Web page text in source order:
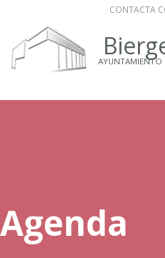
CONTACTA
AYUNTAMIENTO
Agenda